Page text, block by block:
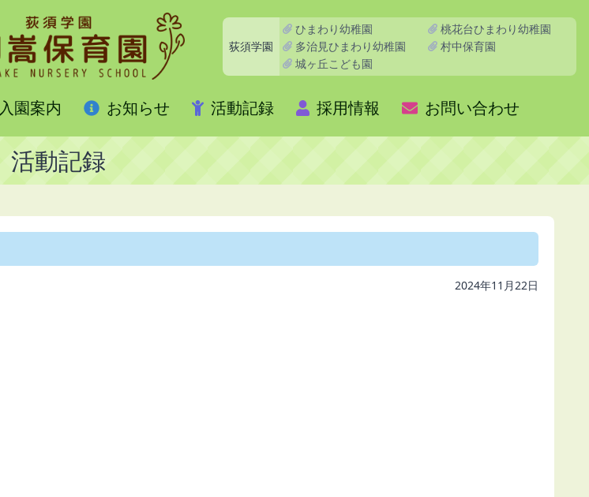
荻須学園
ひまわり幼稚園
桃花台ひまわり幼稚園
多治見ひまわり幼稚園
村中保育園
城ヶ丘こども園
入園案内 お知らせ 活動記録 採用情報 お問い合わせ
活動記録
2024年11月22日